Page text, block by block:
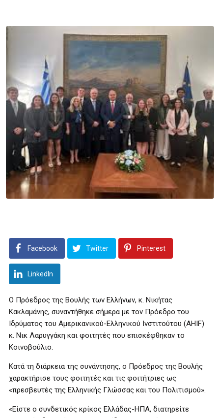
Facebook Twitter Pinterest
LinkedIn
Ο Πρόεδρος της Βουλής των Ελλήνων, κ. Νικήτας
Κακλαμάνης, συναντήθηκε σήμερα με τον Πρόεδρο του
Ιδρύματος του Αμερικανικού-Ελληνικού Ινστιτούτου (ΑΗΙF)
κ. Νικ Λαρυγγάκη και φοιτητές που επισκέφθηκαν το
Κοινοβούλιο.
Κατά τη διάρκεια της συνάντησης, ο Πρόεδρος της Βουλής
χαρακτήρισε τους φοιτητές και τις φοιτήτριες ως
«πρεσβευτές της Ελληνικής Γλώσσας και του Πολιτισμού».
«Είστε ο συνδετικός κρίκος Ελλάδας-ΗΠΑ, διατηρείτε